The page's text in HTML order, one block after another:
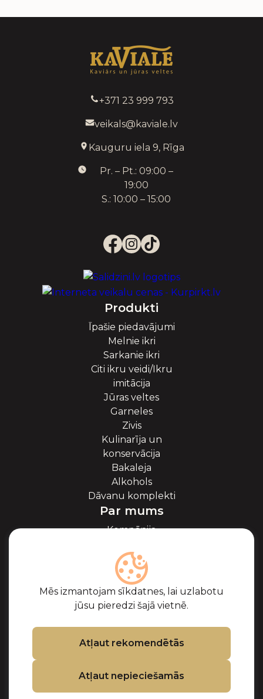
Mēs izmantojam sīkdatnes, lai uzlabotu
jūsu pieredzi šajā vietnē.
Atļaut rekomendētās
Atļaut nepieciešamās
+371 23 999 793
veikals@kaviale.lv
Kauguru iela 9, Rīga
Pr. – Pt.: 09:00 –
19:00
S.: 10:00 – 15:00
Produkti
Īpašie piedavājumi
Melnie ikri
Sarkanie ikri
Citi ikru veidi/Ikru
imitācija
Jūras veltes
Garneles
Zivis
Kulinarīja un
konservācija
Bakaleja
Alkohols
Dāvanu komplekti
Par mums
Kompānija
Blogs
Sadarbība
Partneri
Sertifikāti
Biežāk uzdotie
jautājumi
Atbalsts
Pirkuma noteikumi
Privātuma politika